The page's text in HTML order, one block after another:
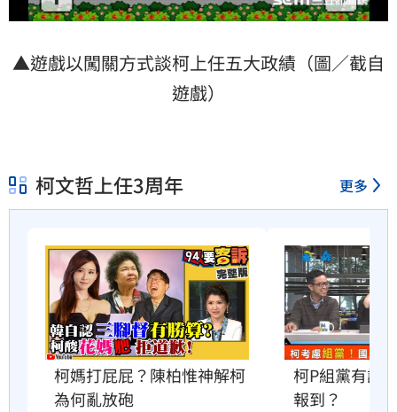
▲遊戲以闖關方式談柯上任五大政績（圖／截自
遊戲）
柯文哲上任3周年 更多
柯媽打屁屁？陳柏惟神解柯
為何亂放砲
柯P組黨有譜
報到？